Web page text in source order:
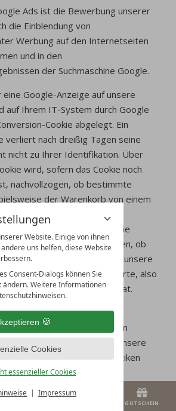
Website. Einige von ihnen
uns helfen, diese Website
Consent-Dialogs können Sie
ändern. Weitere Informationen
Cookies
essenzieller Cookies
Impressum
GUTSCHEIN
Ads ist die Bewerbung unserer
die Einblendung von
Werbung auf den Internetseiten
und in den
der Suchmaschine Google.
eine Google-Anzeige auf unsere
auf Ihrem IT-System durch Google
Cookie abgelegt. Ein
verliert nach dreißig Tagen seine
nicht zu Ihrer Identifikation. Über
wird, sofern das Cookie noch
nachvollzogen, ob bestimmte
der Warenkorb von einem
auf unserer Internetseite
Durch den Conversion-Cookie
auch Google nachvollziehen, ob
eine AdWords-Anzeige auf unsere
ist, einen Umsatz generierte, also
oder abgebrochen hat.
des Conversion-Cookies
und Informationen werden von
um Besuchsstatistiken für unsere
Diese Besuchsstatistiken
wiederum genutzt, um die
Nutzer zu ermitteln, welche über
uns vermittelt wurden, also um den